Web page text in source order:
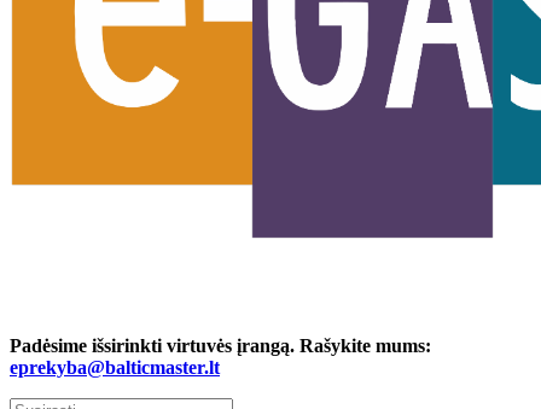
Padėsime išsirinkti virtuvės įrangą. Rašykite mums:
eprekyba@balticmaster.lt